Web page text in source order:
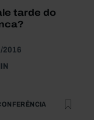
tarde do
2016